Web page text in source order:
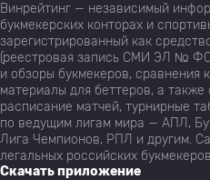
Винрейтинг — независимый
букмекерских конторах и
зарегистрированный как
(реестровая запись СМИ ЭЛ №
и обзоры букмекеров,
материалы для беттеров, а также
расписание матчей, турнирные
по ведущим лигам мира — АПЛ,
Лига Чемпионов, РПЛ и другим.
легальных российских
Скачать приложение